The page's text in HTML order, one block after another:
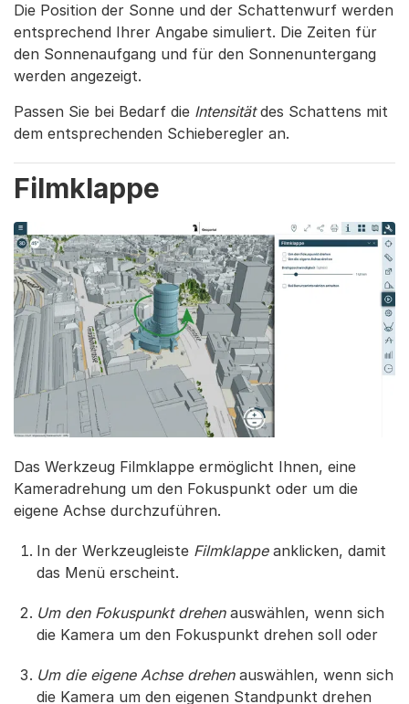
Die Position der Sonne und der Schattenwurf werden
entsprechend Ihrer Angabe simuliert. Die Zeiten für
den Sonnenaufgang und für den Sonnenuntergang
werden angezeigt.
Passen Sie bei Bedarf die Intensitätdes Schattens mit
dem entsprechenden Schieberegler an.
Filmklappe
Das Werkzeug Filmklappe ermöglicht Ihnen, eine
Kameradrehung um den Fokuspunkt oder um die
eigene Achse durchzuführen.
In der Werkzeugleiste Filmklappe anklicken, damit
das Menü erscheint.
Um den Fokuspunkt drehenauswählen, wenn sich
die Kamera um den Fokuspunkt drehen soll oder
Um die eigene Achse drehenauswählen, wenn sich
die Kamera um den eigenen Standpunkt drehen